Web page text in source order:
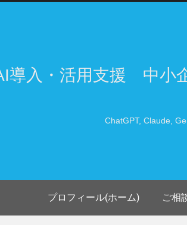
導入・活用支援 中小
ChatGPT, Claude,
プロフィール(ホーム) ご相